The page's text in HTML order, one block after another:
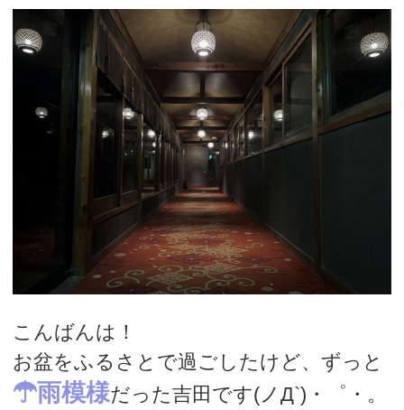
こんばんは！
お盆をふるさとで過ごしたけど、ずっと
☂雨模様だった吉田です(ノД`)・゜・。